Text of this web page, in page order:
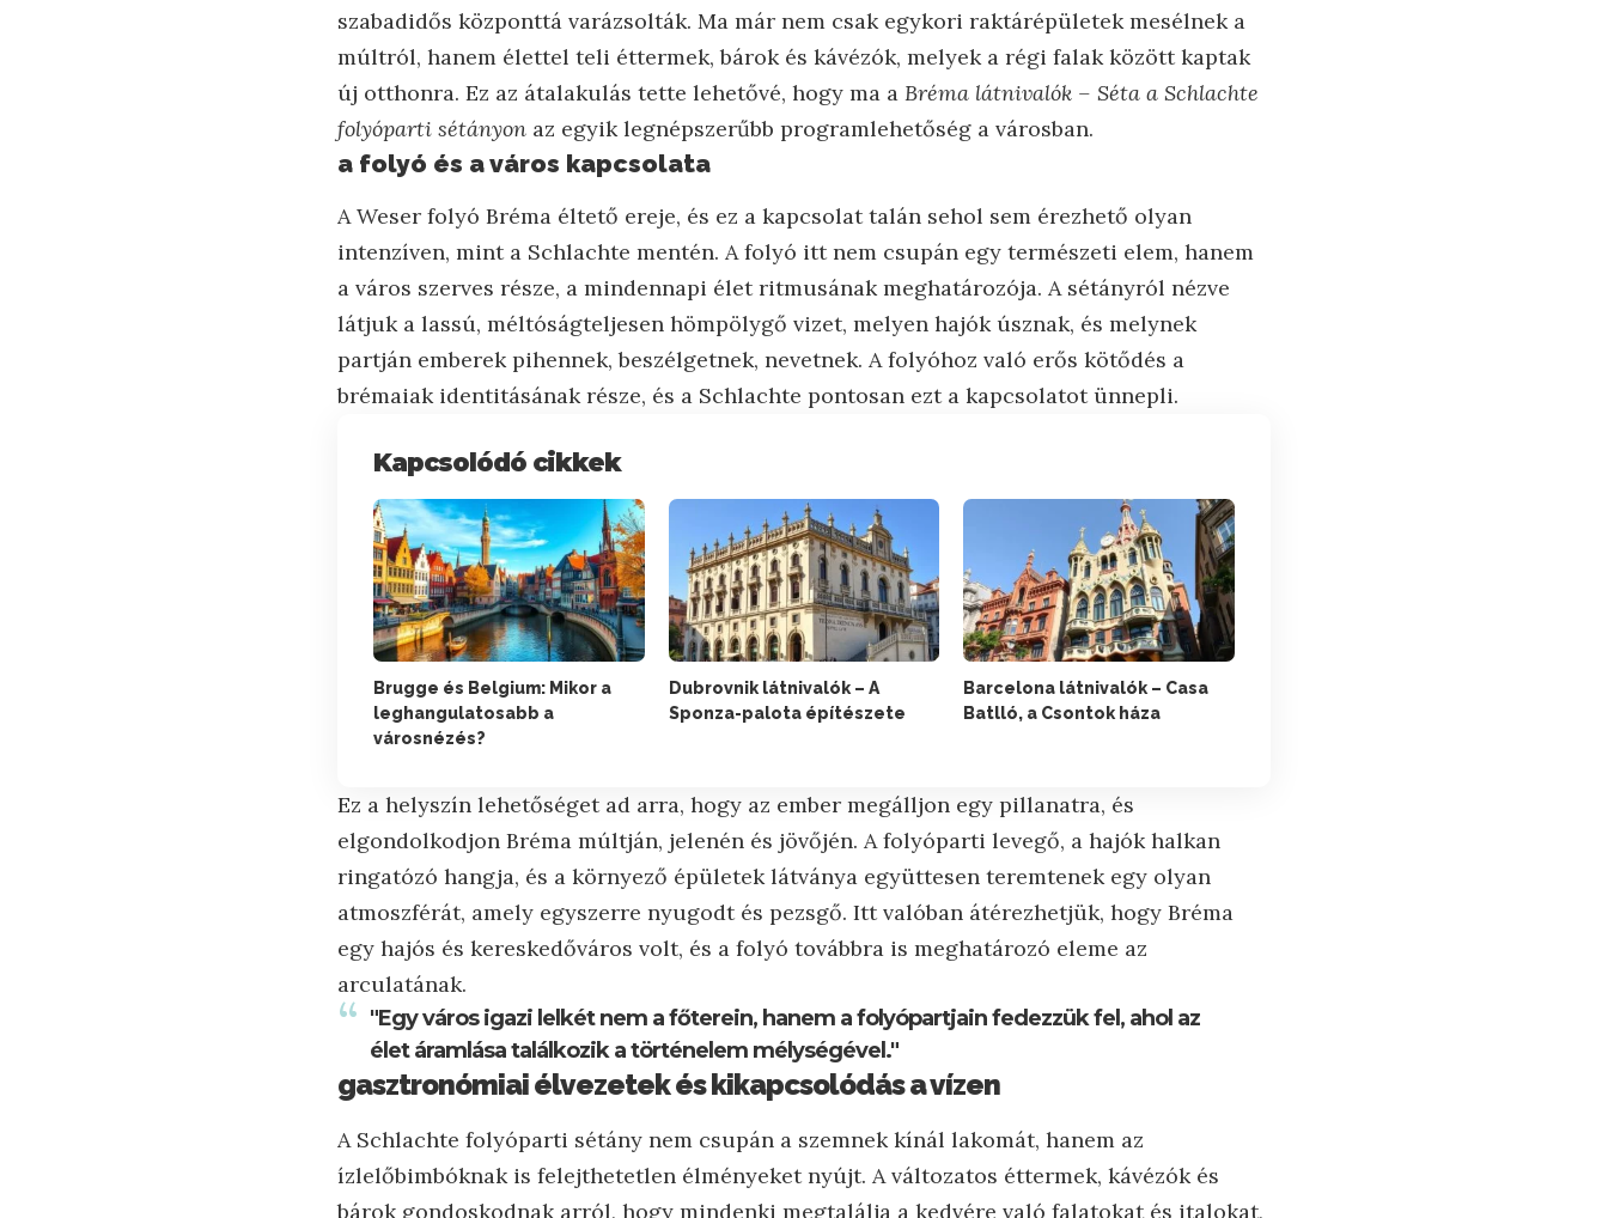
szabadidős központtá varázsolták. Ma már nem csak egykori raktárépületek mesélnek a
múltról, hanem élettel teli éttermek, bárok és kávézók, melyek a régi falak között kaptak
új otthonra. Ez az átalakulás tette lehetővé, hogy ma a Bréma látnivalók – Séta a Schlachte
folyóparti sétányon az egyik legnépszerűbb programlehetőség a városban.
a folyó és a város kapcsolata
A Weser folyó Bréma éltető ereje, és ez a kapcsolat talán sehol sem érezhető olyan
intenzíven, mint a Schlachte mentén. A folyó itt nem csupán egy természeti elem, hanem
a város szerves része, a mindennapi élet ritmusának meghatározója. A sétányról nézve
látjuk a lassú, méltóságteljesen hömpölygő vizet, melyen hajók úsznak, és melynek
partján emberek pihennek, beszélgetnek, nevetnek. A folyóhoz való erős kötődés a
brémaiak identitásának része, és a Schlachte pontosan ezt a kapcsolatot ünnepli.
Kapcsolódó cikkek
Brugge és Belgium: Mikor a
leghangulatosabb a
városnézés?
Dubrovnik látnivalók – A
Sponza-palota építészete
Barcelona látnivalók – Casa
Batlló, a Csontok háza
Ez a helyszín lehetőséget ad arra, hogy az ember megálljon egy pillanatra, és
elgondolkodjon Bréma múltján, jelenén és jövőjén. A folyóparti levegő, a hajók halkan
ringatózó hangja, és a környező épületek látványa együttesen teremtenek egy olyan
atmoszférát, amely egyszerre nyugodt és pezsgő. Itt valóban átérezhetjük, hogy Bréma
egy hajós és kereskedőváros volt, és a folyó továbbra is meghatározó eleme az
arculatának.
"Egy város igazi lelkét nem a főterein, hanem a folyópartjain fedezzük fel, ahol az
élet áramlása találkozik a történelem mélységével."
gasztronómiai élvezetek és kikapcsolódás a vízen
A Schlachte folyóparti sétány nem csupán a szemnek kínál lakomát, hanem az
ízlelőbimbóknak is felejthetetlen élményeket nyújt. A változatos éttermek, kávézók és
bárok gondoskodnak arról, hogy mindenki megtalálja a kedvére való falatokat és italokat,